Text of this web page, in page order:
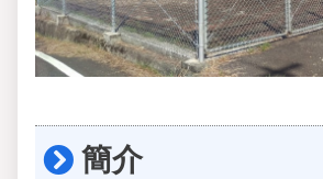
簡介